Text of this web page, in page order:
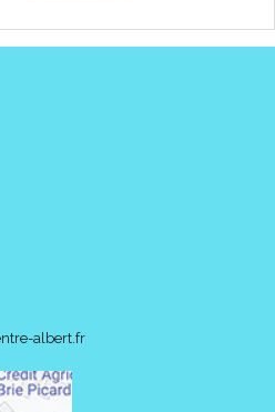
pas de préciser (dans la
à votre choix.
albert.fr